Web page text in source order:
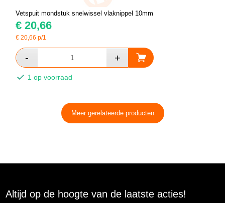
Vetspuit mondstuk snelwissel vlaknippel 10mm
€ 20,66
€20,66 p/1
1 op voorraad
Meer gerelateerde producten
Altijd op de hoogte van de laatste acties!